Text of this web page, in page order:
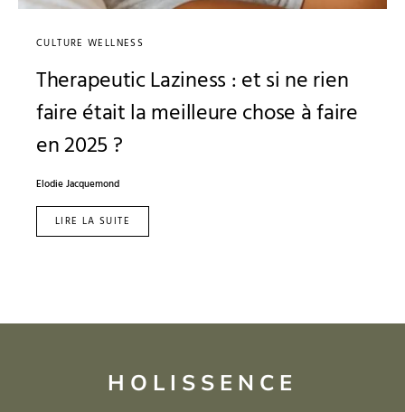
CULTURE WELLNESS
Therapeutic Laziness : et si ne rien
faire était la meilleure chose à faire
en 2025 ?
Elodie Jacquemond
LIRE LA SUITE
HOLISSENCE